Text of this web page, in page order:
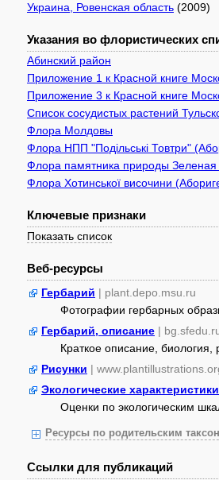
Украина, Ровенская область (2009)
Указания во флористических
Абинский район
Приложение 1 к Красной книге
Приложение 3 к Красной книге
Список сосудистых растений
Флора Молдовы
Флора НПП "Подільські Товтри"
Флора памятника природы Зеленая
Флора Хотинської височини
Ключевые признаки
Показать список
Веб-ресурсы
Гербарий | plant.depo.msu.ru
Фотографии гербарных
Гербарий, описание |
Краткое описание, биология,
Рисунки |
Экологические характеристики
Оценки по экологическим
Ресурсы по родительским
Ссылки для публикаций